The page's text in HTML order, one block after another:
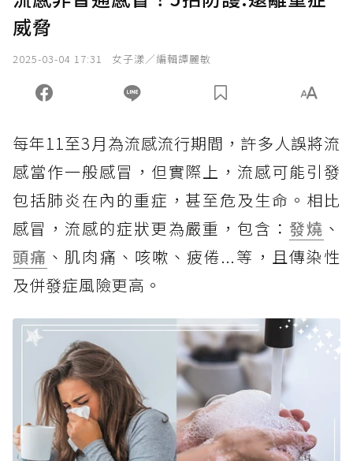
威脅
2025-03-04 17:31 女子漾／編輯譚麗敏
每年11至3月為流感流行期間，許多人誤將流
感當作一般感冒，但實際上，流感可能引發
包括肺炎在內的重症，甚至危及生命。相比
感冒，流感的症狀更為嚴重，包含： 發燒 、
頭痛 、肌肉痛、咳嗽、疲倦...等，且傳染性
及併發症風險更高。